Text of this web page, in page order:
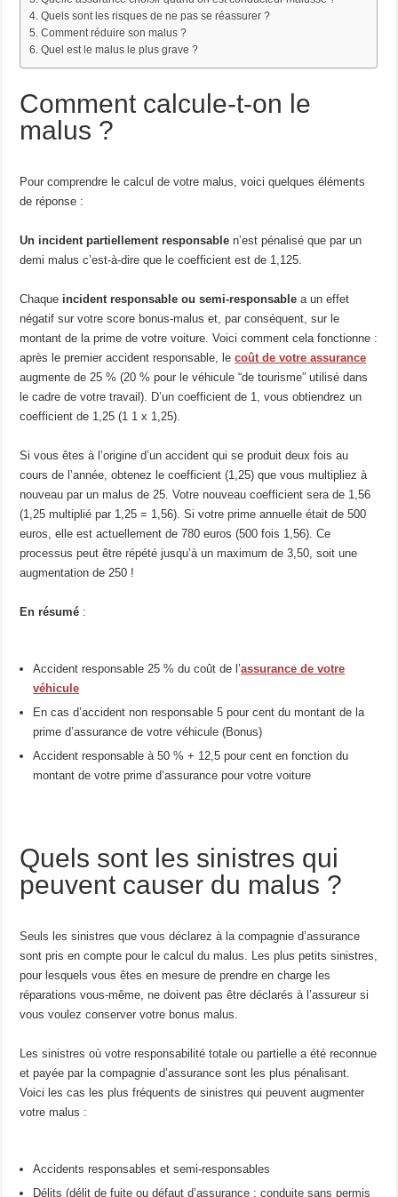
Quels sont les risques de ne pas se réassurer ?
Comment réduire son malus ?
Quel est le malus le plus grave ?
Comment calcule-t-on le
malus ?
Pour comprendre le calcul de votre malus, voici quelques éléments
de réponse :
Un incident partiellement responsable n’est pénalisé que par un
demi malus c’est-à-dire que le coefficient est de 1,125.
Chaque incident responsable ou semi-responsable a un effet
négatif sur votre score bonus-malus et, par conséquent, sur le
montant de la prime de votre voiture. Voici comment cela fonctionne :
après le premier accident responsable, lecoût de votre assurance
augmente de 25 % (20 % pour le véhicule “de tourisme” utilisé dans
le cadre de votre travail). D’un coefficient de 1, vous obtiendrez un
coefficient de 1,25 (1 1 x 1,25).
Si vous êtes à l’origine d’un accident qui se produit deux fois au
cours de l’année, obtenez le coefficient (1,25) que vous multipliez à
nouveau par un malus de 25. Votre nouveau coefficient sera de 1,56
(1,25 multiplié par 1,25 = 1,56). Si votre prime annuelle était de 500
euros, elle est actuellement de 780 euros (500 fois 1,56). Ce
processus peut être répété jusqu’à un maximum de 3,50, soit une
augmentation de 250 !
En résumé :
Accident responsable 25 % du coût de l’assurance de votre
véhicule
En cas d’accident non responsable 5 pour cent du montant de la
prime d’assurance de votre véhicule (Bonus)
Accident responsable à 50 % + 12,5 pour cent en fonction du
montant de votre prime d’assurance pour votre voiture
Quels sont les sinistres qui
peuvent causer du malus ?
Seuls les sinistres que vous déclarez à la compagnie d’assurance
sont pris en compte pour le calcul du malus. Les plus petits sinistres,
pour lesquels vous êtes en mesure de prendre en charge les
réparations vous-même, ne doivent pas être déclarés à l’assureur si
vous voulez conserver votre bonus malus.
Les sinistres où votre responsabilité totale ou partielle a été reconnue
et payée par la compagnie d’assurance sont les plus pénalisant.
Voici les cas les plus fréquents de sinistres qui peuvent augmenter
votre malus :
Accidents responsables et semi-responsables
Délits (délit de fuite ou défaut d’assurance ; conduite sans permis